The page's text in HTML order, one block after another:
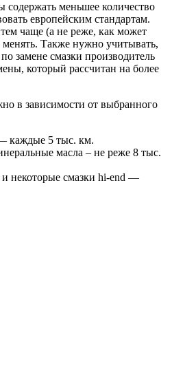
меньшее количество
европейским стандартам.
чаще (а не реже, как может
менять. Также нужно учитывать,
замене смазки производитель
который рассчитан на более
в зависимости от выбранного
каждые 5 тыс. км.
масла – не реже 8 тыс.
и некоторые смазки hi-end —